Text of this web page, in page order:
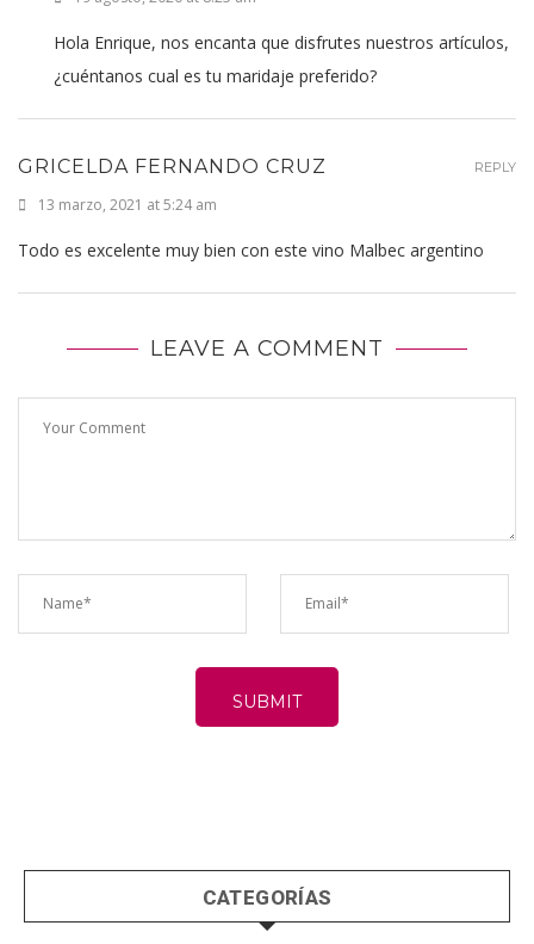
Hola Enrique, nos encanta que disfrutes nuestros artículos,
¿cuéntanos cual es tu maridaje preferido?
GRICELDA FERNANDO CRUZ
13 marzo, 2021 at 5:24 am
Todo es excelente muy bien con este vino Malbec argentino
REPLY
LEAVE A COMMENT
CATEGORÍAS